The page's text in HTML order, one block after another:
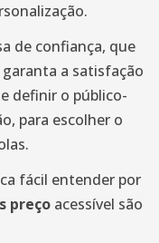
de confiança, que
a satisfação
definir o público-
para escolher o
fácil entender por
preço acessível são